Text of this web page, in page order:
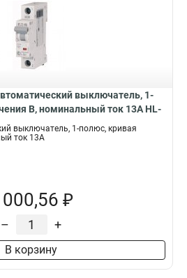
выключатель, 1-
B, номинальный ток 13А HL-
выключатель, 1-полюс, кривая
ток 13А
000,56 ₽
– +
В корзину